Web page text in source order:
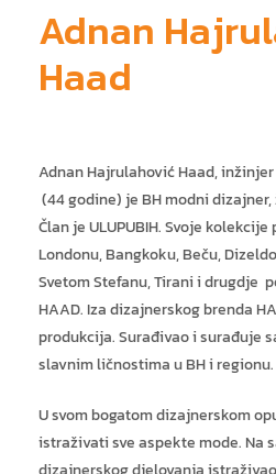
Adnan
Haad
Adnan Hajrulahović Haad,
(44 godine) je BH modni
Član je ULUPUBIH. Svoje
Londonu, Bangkoku, Beču,
Svetom Stefanu, Tirani i drugdje
HAAD. Iza dizajnerskog brenda
produkcija. Surađivao i surađuje
slavnim ličnostima u BH i regionu.
U svom bogatom dizajnerskom
istraživati sve aspekte mode. Na